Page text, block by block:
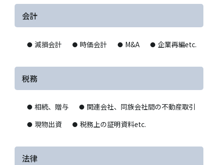
会計
減損会計 時価会計 M&A 企業再編etc.
税務
相続、贈与
関連会社、同族会社間の不動産取引
現物出資
税務上の証明資料etc.
法律